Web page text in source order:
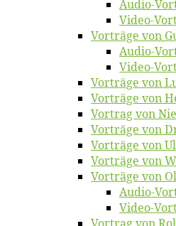
Au­dio-
Vi­deo-
Vor­trä­ge von
Au­dio-
Vi­deo-
Vor­trä­ge von
Vor­trä­ge von
Vor­trag von
Vor­trä­ge von
Vor­trä­ge von
Vor­trä­ge von
Vor­trä­ge von
Au­dio-
Vi­deo-